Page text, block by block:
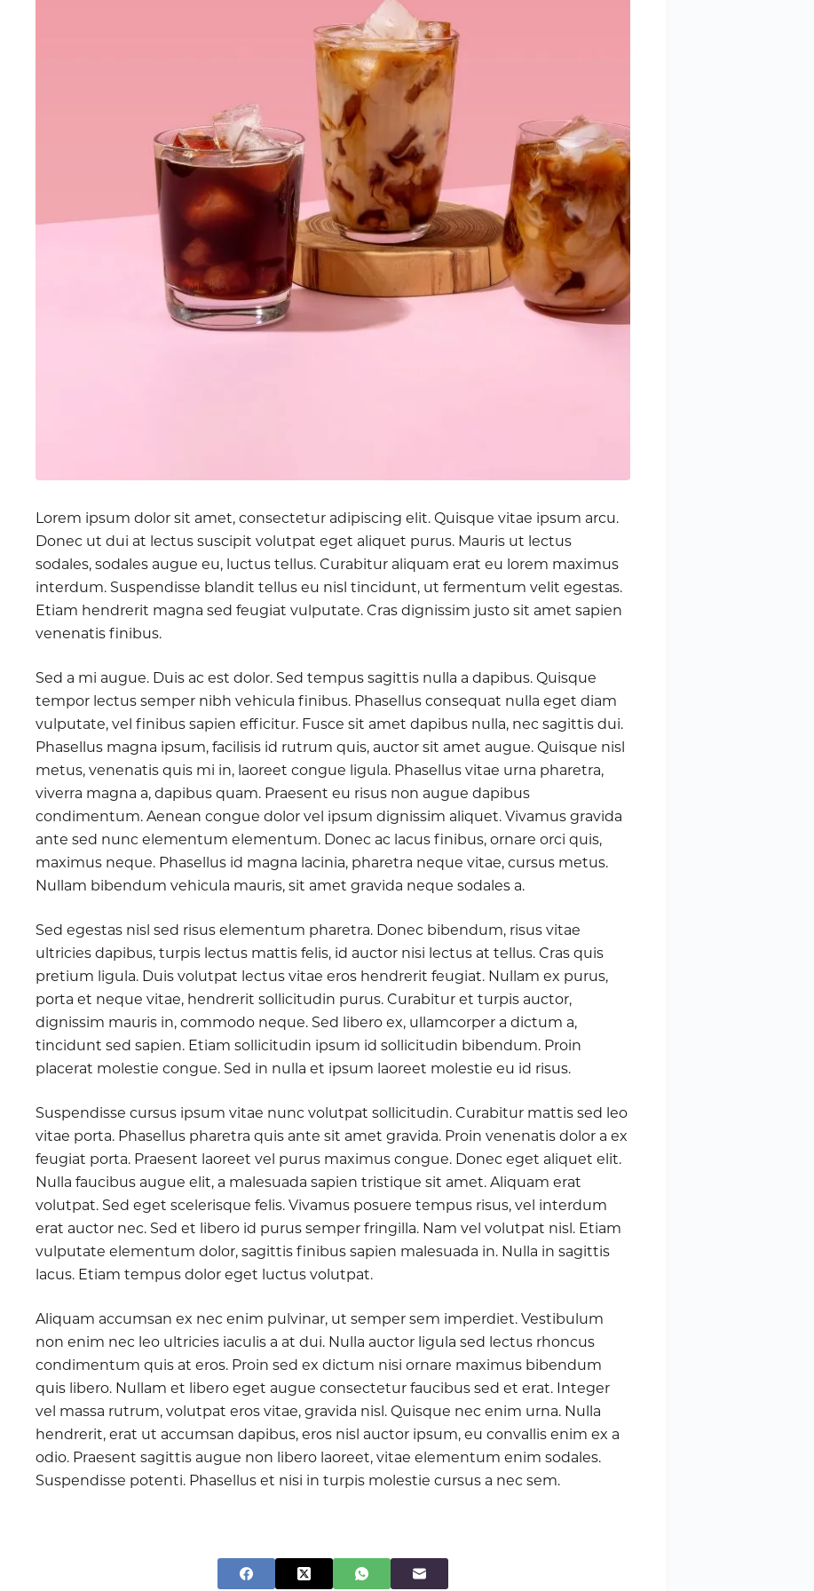
Lorem ipsum dolor sit amet, consectetur adipiscing elit. Quisque vitae ipsum arcu.
Donec ut dui at lectus suscipit volutpat eget aliquet purus. Mauris ut lectus
sodales, sodales augue eu, luctus tellus. Curabitur aliquam erat eu lorem maximus
interdum. Suspendisse blandit tellus eu nisl tincidunt, ut fermentum velit egestas.
Etiam hendrerit magna sed feugiat vulputate. Cras dignissim justo sit amet sapien
venenatis finibus.
Sed a mi augue. Duis ac est dolor. Sed tempus sagittis nulla a dapibus. Quisque
tempor lectus semper nibh vehicula finibus. Phasellus consequat nulla eget diam
vulputate, vel finibus sapien efficitur. Fusce sit amet dapibus nulla, nec sagittis dui.
Phasellus magna ipsum, facilisis id rutrum quis, auctor sit amet augue. Quisque nisl
metus, venenatis quis mi in, laoreet congue ligula. Phasellus vitae urna pharetra,
viverra magna a, dapibus quam. Praesent eu risus non augue dapibus
condimentum. Aenean congue dolor vel ipsum dignissim aliquet. Vivamus gravida
ante sed nunc elementum elementum. Donec ac lacus finibus, ornare orci quis,
maximus neque. Phasellus id magna lacinia, pharetra neque vitae, cursus metus.
Nullam bibendum vehicula mauris, sit amet gravida neque sodales a.
Sed egestas nisl sed risus elementum pharetra. Donec bibendum, risus vitae
ultricies dapibus, turpis lectus mattis felis, id auctor nisi lectus at tellus. Cras quis
pretium ligula. Duis volutpat lectus vitae eros hendrerit feugiat. Nullam ex purus,
porta et neque vitae, hendrerit sollicitudin purus. Curabitur et turpis auctor,
dignissim mauris in, commodo neque. Sed libero ex, ullamcorper a dictum a,
tincidunt sed sapien. Etiam sollicitudin ipsum id sollicitudin bibendum. Proin
placerat molestie congue. Sed in nulla et ipsum laoreet molestie eu id risus.
Suspendisse cursus ipsum vitae nunc volutpat sollicitudin. Curabitur mattis sed leo
vitae porta. Phasellus pharetra quis ante sit amet gravida. Proin venenatis dolor a ex
feugiat porta. Praesent laoreet vel purus maximus congue. Donec eget aliquet elit.
Nulla faucibus augue elit, a malesuada sapien tristique sit amet. Aliquam erat
volutpat. Sed eget scelerisque felis. Vivamus posuere tempus risus, vel interdum
erat auctor nec. Sed et libero id purus semper fringilla. Nam vel volutpat nisl. Etiam
vulputate elementum dolor, sagittis finibus sapien malesuada in. Nulla in sagittis
lacus. Etiam tempus dolor eget luctus volutpat.
Aliquam accumsan ex nec enim pulvinar, ut semper sem imperdiet. Vestibulum
non enim nec leo ultricies iaculis a at dui. Nulla auctor ligula sed lectus rhoncus
condimentum quis at eros. Proin sed ex dictum nisi ornare maximus bibendum
quis libero. Nullam et libero eget augue consectetur faucibus sed et erat. Integer
vel massa rutrum, volutpat eros vitae, gravida nisl. Quisque nec enim urna. Nulla
hendrerit, erat ut accumsan dapibus, eros nisl auctor ipsum, eu convallis enim ex a
odio. Praesent sagittis augue non libero laoreet, vitae elementum enim sodales.
Suspendisse potenti. Phasellus et nisi in turpis molestie cursus a nec sem.